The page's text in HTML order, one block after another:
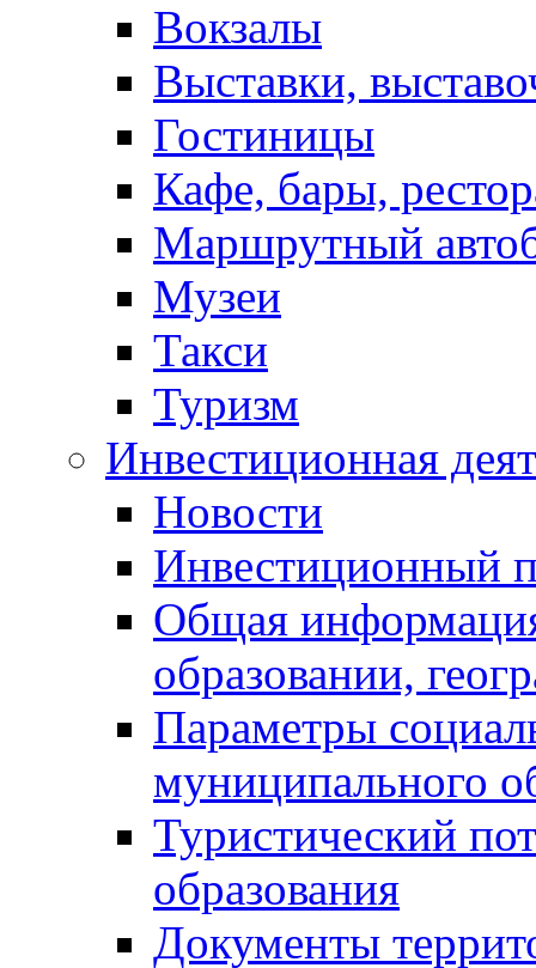
Вокзалы
Выставки,
Гостиницы
Кафе, бары,
Маршрутный
Музеи
Такси
Туризм
Инвестиционная
Новости
Инвестиционный
Общая
образовании,
Параметры
муниципального
Туристический
образования
Документы